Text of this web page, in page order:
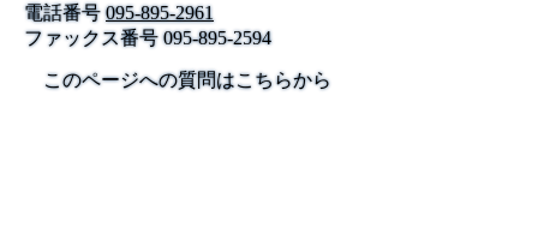
電話番号 095-895-2961
ファックス番号095-895-2594
このページへの質問はこちらから